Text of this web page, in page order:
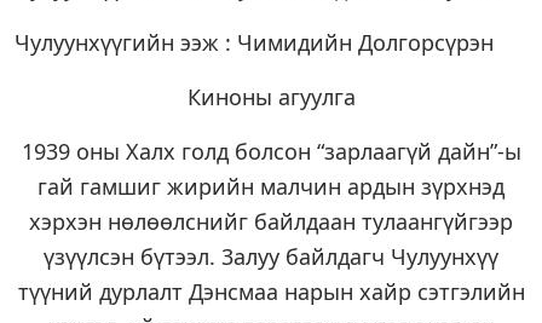
Чулуунхүүгийн ээж : Чимидийн Долгорсүрэн
Киноны агуулга
1939 оны Халх голд болсон “зарлаагүй дайн”-ы
гай гамшиг жирийн малчин ардын зүрхнэд
хэрхэн нөлөөлснийг байлдаан тулаангүйгээр
үзүүлсэн бүтээл. 3алуу байлдагч Чулуунхүү
түүний дурлалт Дэнсмаа нарын хайр сэтгэлийн